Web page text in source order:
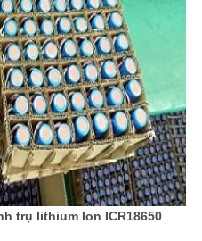
trụ lithium Ion ICR18650